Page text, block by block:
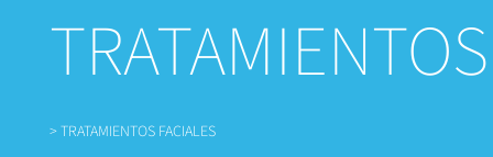
TRATAMIENTOS
> TRATAMIENTOS FACIALES